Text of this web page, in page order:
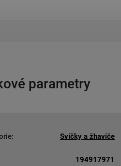
parametry
: Svíčky a žhaviče
194917971